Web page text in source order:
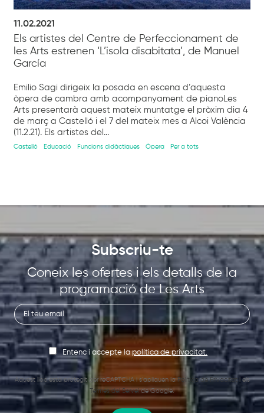
11.02.2021
Els artistes del Centre de Perfeccionament de
les Arts estrenen ‘L’isola disabitata’, de Manuel
García
Emilio Sagi dirigeix la posada en escena d’aquesta
òpera de cambra amb acompanyament de pianoLes
Arts presentarà aquest mateix muntatge el pròxim dia 4
de març a Castelló i el 7 del mateix mes a Alcoi València
(11.2.21). Els artistes del...
Castelló Educació Funcions didàctiques Òpera Per a tots
Subscriu-te
Coneix les ofertes i els detalls de la
programació de Les Arts
Entenc i accepte lapolítica de privacitat.
Aquest lloc està protegit per reCAPTCHA i s’apliquen laPolítica de Privacitat i els
Termes del Serveide Google.